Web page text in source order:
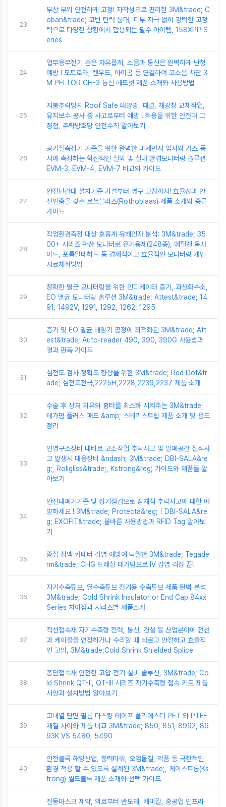
23
부상 부위 안전하게 고정! 자착성으로 편리한 3M&trade; C
oban&trade; 코반 탄력 붕대, 피부 자극 없이 강력한 고정
력으로 다양한 상황에서 활용되는 필수 아이템, 158XPP S
eries
24
업무용무전기 손은 자유롭게, 소음과 통신은 완벽하게 난청
예방 ! 모토로라, 켄우드, 아이콤 등 연결하여 고소음 차단 3
M PELTOR CH-3 통신 헤드셋 제품 소개와 사용방법
25
지붕추락방지 Roof Safe 태양광, 패널, 채광창 교체작업,
유지보수 공사 중 사고로부터 예방 ! 적용을 위한 안전대 고
정점, 추락방호망 안전수직 알아보기
26
공기질측정기 기준을 위한 완벽한 미세먼지 입자와 가스 동
시에 측정하는 혁신적인 실외 및 실내 환경모니터링 솔루션
EVM-3, EVM-4, EVM-7 비교와 가이드
27
안전난간대 설치기준 가설부터 영구 고정까지! 효율성과 안
전인증을 갖춘 로쏘블라스(Rothoblaas) 제품 소개와 종류
가이드
28
작업환경측정 대상 호흡계 유해인자 분석: 3M&trade; 35
00+ 시리즈 확산 모니터로 유기용제(248종), 에틸렌 옥사
이드, 포름알데히드 등 경제적이고 효율적인 모니터링 개인
시료채취방법
29
정확한 멸균 모니터링을 위한 인디케이터 증기, 과산화수소,
EO 멸균 모니터링 솔루션 3M&trade; Attest&trade; 14
91, 1492V, 1291, 1292, 1262, 1295
30
증기 및 EO 멸균 배양기 공정에 최적화된 3M&trade; Att
est&trade; Auto-reader 490, 390, 390G 사용법과
결과 판독 가이드
31
심전도 검사 정확도 향상을 위한 3M&trade; Red Dot&tr
ade; 심전도전극,2225H,2228,2239,2237 제품 소개
32
수술 후 상처 치유와 흉터를 최소화 시켜주는 3M&trade;
테가덤 플러스 패드 &amp; 스테리스트립 제품 소개 및 용도
정리
33
인명구조장비 대비로 고소작업 추락사고 및 밀폐공간 질식사
고 발생시 대응장비 &ndash; 3M&trade; DBI-SALA&re
g;, Rollgliss&trade;, Kstrong&reg; 가이드와 제품들 알
아보기
34
안전대폐기기준 및 정기점검으로 잠재적 추락사고에 대한 예
방하세요 ! 3M&trade; Protecta&reg; | DBI-SALA&re
g; EXOFIT&trade; 올바른 사용방법과 RFID Tag 알아보
기
35
중심 정맥 카테터 감염 예방에 탁월한 3M&trade; Tegade
rm&trade; CHG 드레싱 테가덤으로 IV 감염 걱정 끝!
36
자기수축튜브, 열수축튜브 전기용 수축튜브 제품 완벽 분석
3M&trade; Cold Shrink Insulator or End Cap 84xx
Series 차이점과 시리즈별 제품소개
37
직선접속재 자기수축형 전력, 통신, 건설 등 산업분야에 전선
과 케이블을 연장하거나 수리할 때 빠르고 안전하고 효율적
인 고압, 3M&trade;Cold Shrink Shielded Splice
38
종단접속재 안전한 고압 전기 설비 솔루션, 3M&trade; Co
ld Shrink QT-II, QT-III 시리즈 자기수축형 접속 키트 제품
사양과 설치방법 알아보기
39
고내열 단면 필름 마스킹 테이프 폴리에스터 PET 와 PTFE
재질 차이와 제품 비교 3M&trade; 850, 851, 8992, 89
93K VS 5480, 5490
40
안전블록 해양산업, 풍력타워, 오염물질, 약품 등 극한적인
환경 적용 할 수 있도록 설계된 3M&trade;, 케이스트롱(Ks
trong) 씰드블록 제품 소개와 선택 가이드
전동마스크 제약, 의료부터 반도체, 케미칼, 중공업 인프라